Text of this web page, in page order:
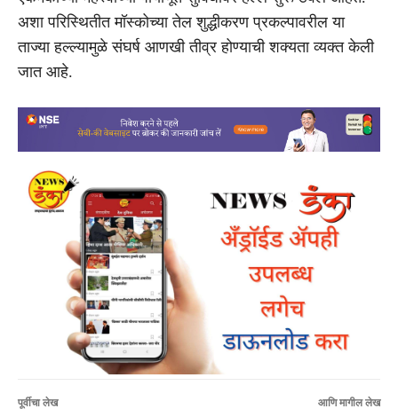
अशा परिस्थितीत मॉस्कोच्या तेल शुद्धीकरण प्रकल्पावरील या
ताज्या हल्ल्यामुळे संघर्ष आणखी तीव्र होण्याची शक्यता व्यक्त केली
जात आहे.
पूर्वीचा लेख आणि मागील लेख